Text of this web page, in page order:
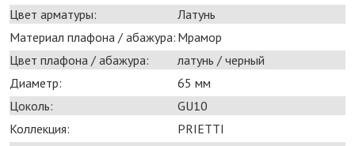
Цвет арматуры:
Латунь
Материал плафона / абажура: Мрамор
Цвет плафона / абажура:
латунь / черный
Диаметр:
65 мм
Цоколь:
GU10
Коллекция:
PRIETTI